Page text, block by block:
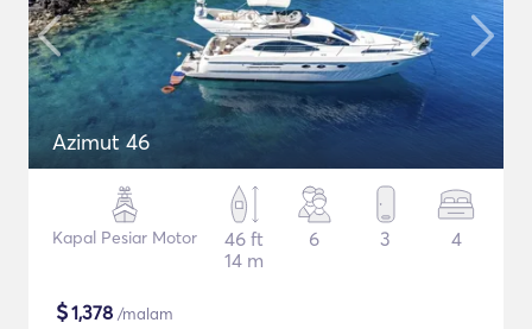
Azimut 46
Kapal Pesiar Motor
46 ft
14 m
6 3 4
$1,378 /malam